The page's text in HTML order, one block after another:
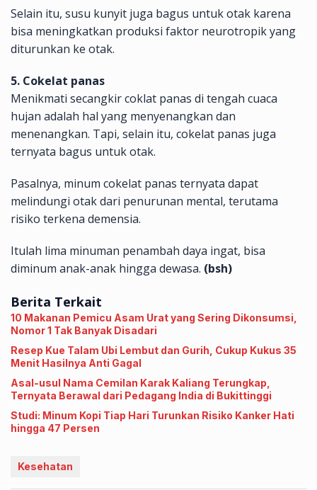
Selain itu, susu kunyit juga bagus untuk otak karena
bisa meningkatkan produksi faktor neurotropik yang
diturunkan ke otak.
5. Cokelat panas
Menikmati secangkir coklat panas di tengah cuaca
hujan adalah hal yang menyenangkan dan
menenangkan. Tapi, selain itu, cokelat panas juga
ternyata bagus untuk otak.
Pasalnya, minum cokelat panas ternyata dapat
melindungi otak dari penurunan mental, terutama
risiko terkena demensia.
Itulah lima minuman penambah daya ingat, bisa
diminum anak-anak hingga dewasa. (bsh)
Berita Terkait
10 Makanan Pemicu Asam Urat yang Sering Dikonsumsi,
Nomor 1 Tak Banyak Disadari
Resep Kue Talam Ubi Lembut dan Gurih, Cukup Kukus 35
Menit Hasilnya Anti Gagal
Asal-usul Nama Cemilan Karak Kaliang Terungkap,
Ternyata Berawal dari Pedagang India di Bukittinggi
Studi: Minum Kopi Tiap Hari Turunkan Risiko Kanker Hati
hingga 47 Persen
Kesehatan